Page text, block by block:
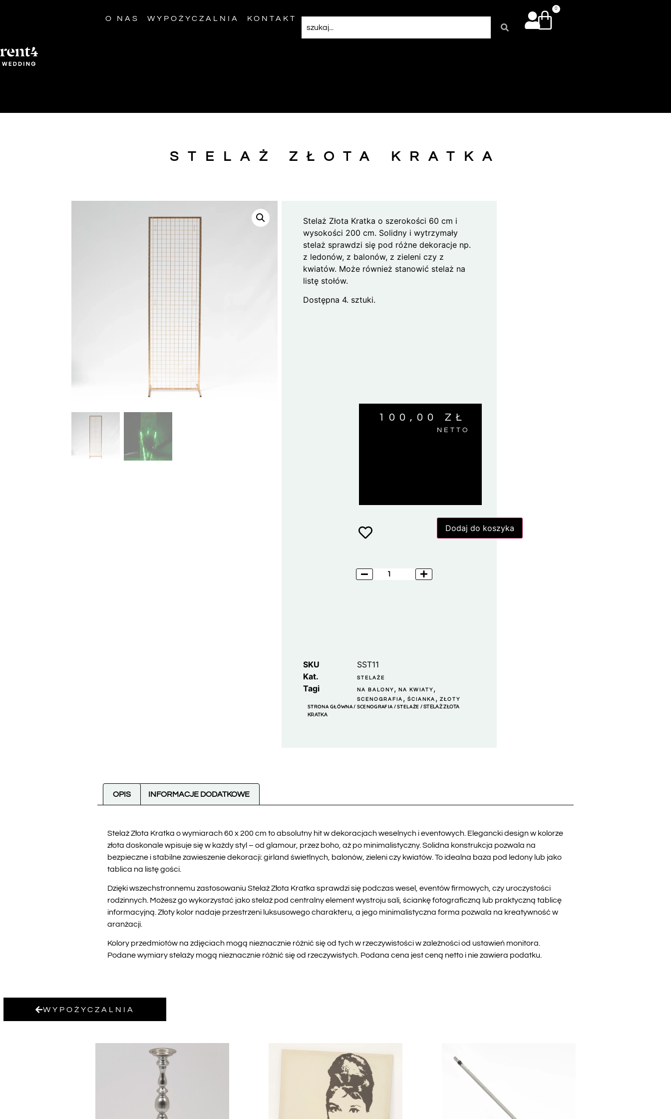
O NAS WYPOŻYCZALNIA KONTAKT
0
STELAŻ ZŁOTA KRATKA
Stelaż Złota Kratka o szerokości 60 cm i
wysokości 200 cm. Solidny i wytrzymały
stelaż sprawdzi się pod różne dekoracje np.
z ledonów, z balonów, z zieleni czy z
kwiatów. Może również stanowić stelaż na
listę stołów.
Dostępna 4. sztuki.
100,00 ZŁ
NETTO
Dodaj do koszyka
SKU
SST11
Kat.
STELAŻE
Tagi NA BALONY ,NA KWIATY ,
SCENOGRAFIA ,ŚCIANKA ,ZŁOTY
STRONA GŁÓWNA/ SCENOGRAFIA /STELAŻE / STELAŻ ZŁOTA
KRATKA
OPIS INFORMACJE DODATKOWE
Stelaż Złota Kratka o wymiarach 60 x 200 cm to absolutny hit w dekoracjach weselnych i eventowych. Elegancki design w kolorze
złota doskonale wpisuje się w każdy styl – od glamour, przez boho, aż po minimalistyczny. Solidna konstrukcja pozwala na
bezpieczne i stabilne zawieszenie dekoracji: girland świetlnych, balonów, zieleni czy kwiatów. To idealna baza pod ledony lub jako
tablica na listę gości.
Dzięki wszechstronnemu zastosowaniu Stelaż Złota Kratka sprawdzi się podczas wesel, eventów firmowych, czy uroczystości
rodzinnych. Możesz go wykorzystać jako stelaż pod centralny element wystroju sali, ściankę fotograficzną lub praktyczną tablicę
informacyjną. Złoty kolor nadaje przestrzeni luksusowego charakteru, a jego minimalistyczna forma pozwala na kreatywność w
aranżacji.
Kolory przedmiotów na zdjęciach mogą nieznacznie różnić się od tych w rzeczywistości w zależności od ustawień monitora.
Podane wymiary stelaży mogą nieznacznie różnić się od rzeczywistych. Podana cena jest ceną netto i nie zawiera podatku.
WYPOŻYCZALNIA